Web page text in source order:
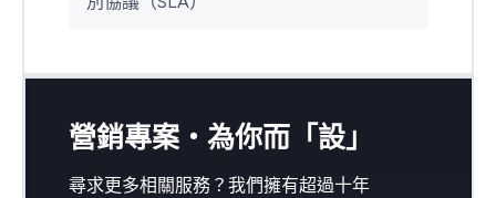
營銷專案‧為你而「設」
尋求更多相關服務？我們擁有超過十年